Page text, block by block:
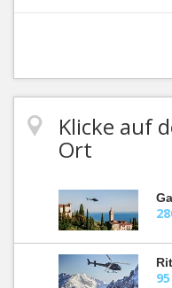
Klicke auf
Ort